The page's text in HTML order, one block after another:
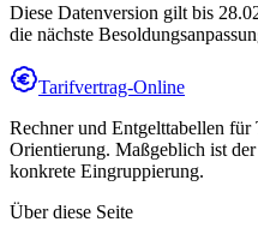
Diese Datenversion gilt bis
die nächste
Tarifvertrag-Online
Rechner und Entgelttabellen
Orientierung. Maßgeblich ist
konkrete Eingruppierung.
Über diese Seite